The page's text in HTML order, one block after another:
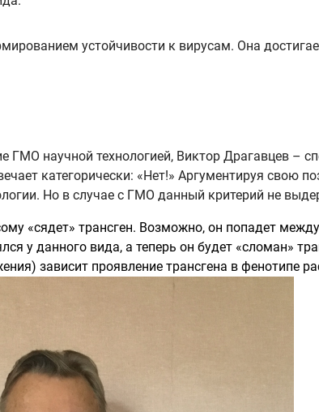
устойчивости к вирусам. Она
ГМО научной технологией, Виктор Драгавцев –
категорически: «Нет!» Аргументируя
Но в случае с ГМО данный критерий не
«сядет» трансген. Возможно, он попадет
у данного вида, а теперь он будет «сломан»
зависит проявление трансгена в фенотипе